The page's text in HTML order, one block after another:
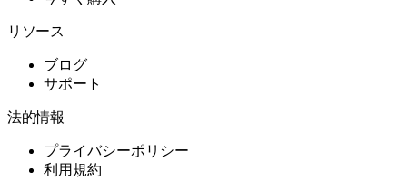
リソース
ブログ
サポート
法的情報
プライバシーポリシー
利用規約